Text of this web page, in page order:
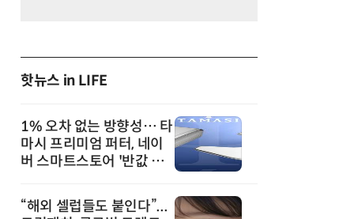
핫뉴스 in LIFE
1% 오차 없는 방향성… 타
마시 프리미엄 퍼터, 네이
버 스마트스토어 '반값 할
“해외 셀럽들도 붙인다”...